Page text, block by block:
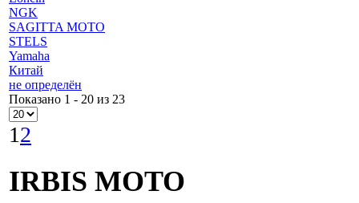
NGK
SAGITTA MOTO
STELS
Yamaha
Китай
не определён
Показано 1 - 20 из 23
12
IRBIS MOTO